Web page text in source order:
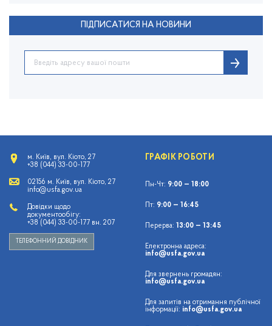
ПІДПИСАТИСЯ НА НОВИНИ
м. Київ, вул. Кіото, 27
+38 (044) 33-00-177
02156 м. Київ, вул. Кіото, 27
info@usfa.gov.ua
Довідки щодо
документообігу:
+38 (044) 33-00-177 вн. 207
ТЕЛЕФОННИЙ ДОВІДНИК
ГРАФІК РОБОТИ
Пн-Чт: 9:00 — 18:00
Пт: 9:00 — 16:45
Перерва: 13:00 — 13:45
Електронна адреса:
info@usfa.gov.ua
Для звернень громадян:
info@usfa.gov.ua
Для запитів на отримання публічної
інформації: info@usfa.gov.ua